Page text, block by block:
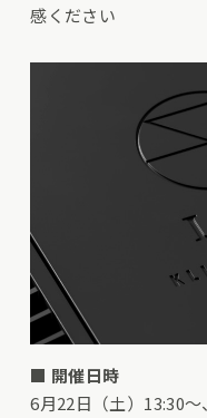
感ください
■ 開催日時
6月22日（土）13:30～